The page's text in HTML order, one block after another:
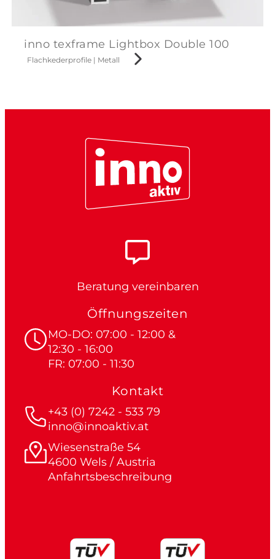
inno texframe Lightbox Double 100
Flachkederprofile | Metall
Beratung vereinbaren
Öffnungszeiten
MO-DO: 07:00 - 12:00 &
12:30 - 16:00
FR: 07:00 - 11:30
Kontakt
+43 (0) 7242 - 533 79
inno@innoaktiv.at
Wiesenstraße 54
4600 Wels / Austria
Anfahrtsbeschreibung